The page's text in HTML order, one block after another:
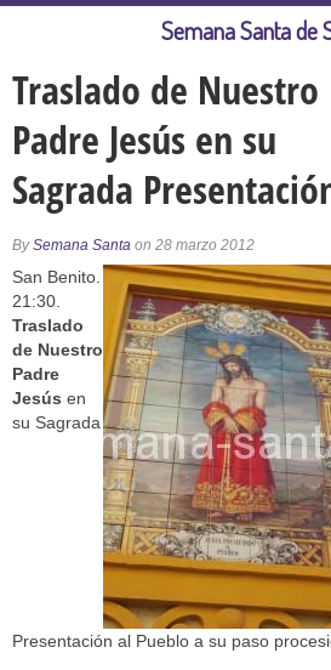
Traslado de Nuestro
Padre Jesús en su
Sagrada
BySemana Santa on 28 marzo 2012
San Benito.
21:30.
Traslado
de Nuestro
Padre
Jesús en
su Sagrada
Presentación al Pueblo a su paso
Semana Santa de